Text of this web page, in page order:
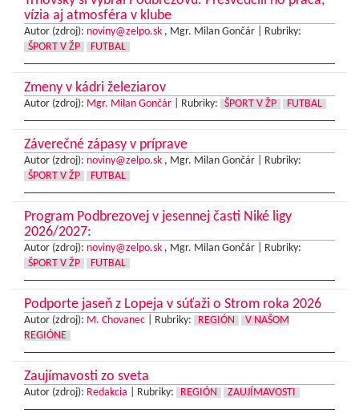
vízia aj atmosféra v klube
Autor (zdroj): noviny@zelpo.sk , Mgr. Milan Gončár |
Rubriky:
ŠPORT V ŽP
FUTBAL
Zmeny v kádri železiarov
Autor (zdroj): Mgr. Milan Gončár Rubriky: ŠPORT V ŽP FUTBAL
Záverečné zápasy v príprave
Autor (zdroj): noviny@zelpo.sk , Mgr. Milan Gončár |
Rubriky:
ŠPORT V ŽP
FUTBAL
Program Podbrezovej v jesennej časti Niké ligy
2026/2027:
Autor (zdroj): noviny@zelpo.sk , Mgr. Milan Gončár |
Rubriky:
ŠPORT V ŽP
FUTBAL
Podporte jaseň z Lopeja v súťaži o Strom roka 2026
Autor (zdroj): M. Chovanec Rubriky: REGIÓN
V NAŠOM
REGIÓNE
Zaujímavosti zo sveta
Autor (zdroj): Redakcia Rubriky: REGIÓN ZAUJÍMAVOSTI